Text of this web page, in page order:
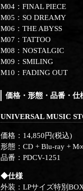
M04：FINAL PIECE
M05：SO DREAMY
M06：THE ABYSS
M07：TATTOO
M08：NOSTALGIC
M09：SMILING
M10：FADING OUT
価格・形態・品番・仕
UNIVERSAL MUSIC
価格：14,850円(税込)
形態：CD + Blu-ray +
品番：PDCV-1251
◆仕様
外装：LPサイズ特別